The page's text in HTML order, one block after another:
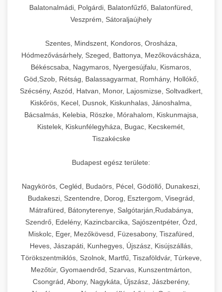
Balatonalmádi, Polgárdi, Balatonfűzfő, Balatonfüred,
Veszprém, Sátoraljaújhely
Szentes, Mindszent, Kondoros, Orosháza,
Hódmezővásárhely, Szeged, Battonya, Mezőkovácsháza,
Békéscsaba, Nagymaros, Nyergesújfalu, Kismaros,
Göd,Szob, Rétság, Balassagyarmat, Romhány, Hollókő,
Szécsény, Aszód, Hatvan, Monor, Lajosmizse, Soltvadkert,
Kiskőrös, Kecel, Dusnok, Kiskunhalas, Jánoshalma,
Bácsalmás, Kelebia, Röszke, Mórahalom, Kiskunmajsa,
Kistelek, Kiskunfélegyháza, Bugac, Kecskemét,
Tiszakécske
Budapest egész területe:
Nagykörös, Cegléd, Budaörs, Pécel, Gödöllő, Dunakeszi,
Budakeszi, Szentendre, Dorog, Esztergom, Visegrád,
Mátrafüred, Bátonyterenye, Salgótarján,Rudabánya,
Szendrő, Edelény, Kazincbarcika, Sajószentpéter, Ózd,
Miskolc, Eger, Mezőkövesd, Füzesabony, Tiszafüred,
Heves, Jászapáti, Kunhegyes, Újszász, Kisújszállás,
Törökszentmiklós, Szolnok, Martfű, Tiszaföldvár, Túrkeve,
Mezőtúr, Gyomaendrőd, Szarvas, Kunszentmárton,
Csongrád, Abony, Nagykáta, Újszász, Jászberény,